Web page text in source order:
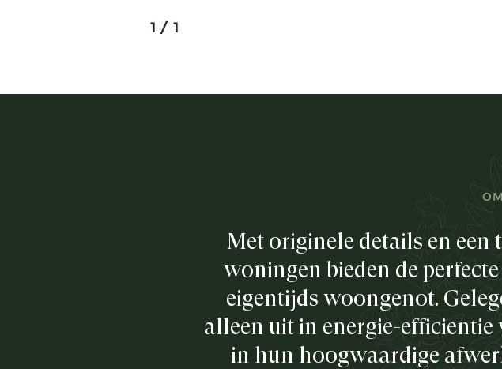
1 / 1
Met originele details en een
woningen bieden de
eigentijds woongenot.
alleen uit in energie-
in hun hoogwaardige